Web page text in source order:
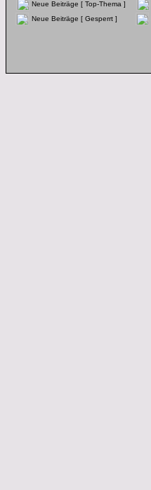
Neue Beiträge [ Top-Thema ]
Neue Beiträge [ Gesperrt ]